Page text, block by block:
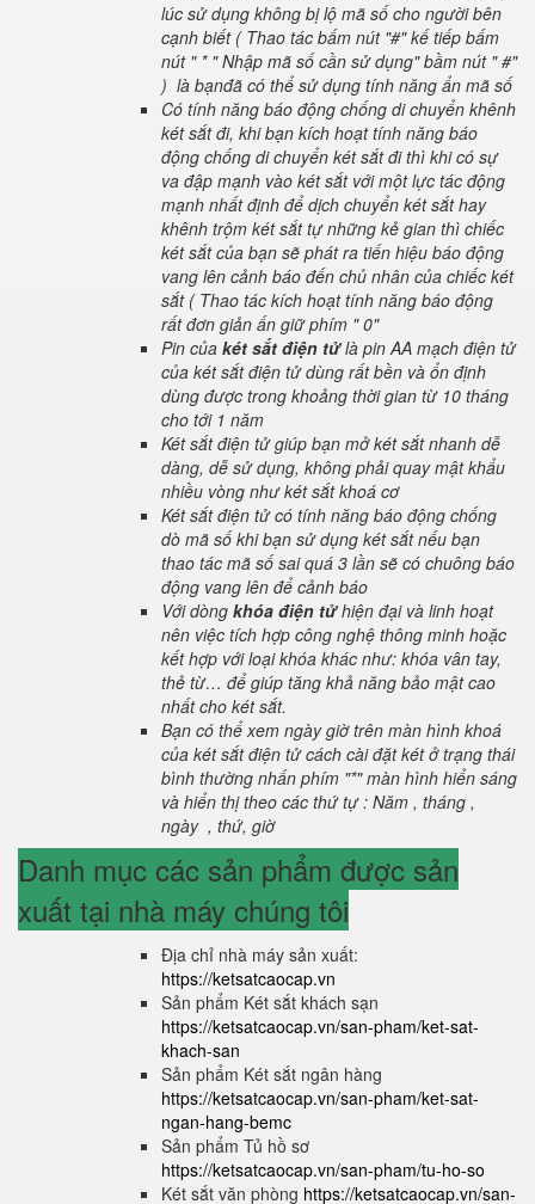
lúc sử dụng không bị lộ mã số cho người bên
cạnh biết ( Thao tác bấm nút "#" kế tiếp bấm
nút " * " Nhập mã số cần sử dụng" bầm nút " #"
) là bạnđã có thể sử dụng tính năng ẩn mã số
Có tính năng báo động chống di chuyển khênh
két sắt đi, khi bạn kích hoạt tính năng báo
động chống di chuyển két sắt đi thì khi có sự
va đập mạnh vào két sắt với một lực tác động
mạnh nhất định để dịch chuyển két sắt hay
khênh trộm két sắt tự những kẻ gian thì chiếc
két sắt của bạn sẽ phát ra tiến hiệu báo động
vang lên cảnh báo đến chủ nhân của chiếc két
sắt ( Thao tác kích hoạt tính năng báo động
rất đơn giản ấn giữ phím " 0"
Pin của két sắt điện tửlà pin AA mạch điện tử
của két sắt điện tử dùng rất bền và ổn định
dùng được trong khoảng thời gian từ 10 tháng
cho tới 1 năm
Két sắt điện tử giúp bạn mở két sắt nhanh dễ
dàng, dễ sử dụng, không phải quay mật khẩu
nhiều vòng như két sắt khoá cơ
Két sắt điện tử có tính năng báo động chống
dò mã số khi bạn sử dụng két sắt nếu bạn
thao tác mã số sai quá 3 lần sẽ có chuông báo
động vang lên để cảnh báo
Với dòng khóa điện tửhiện đại và linh hoạt
nên việc tích hợp công nghệ thông minh hoặc
kết hợp với loại khóa khác như: khóa vân tay,
thẻ từ… để giúp tăng khả năng bảo mật cao
nhất cho két sắt.
Bạn có thể xem ngày giờ trên màn hình khoá
của két sắt điện tử cách cài đặt két ở trạng thái
bình thường nhấn phím "*" màn hình hiển sáng
và hiển thị theo các thứ tự : Năm , tháng ,
ngày , thứ, giờ
Danh mục các sản phẩm được sản
xuất tại nhà máy chúng tôi
Địa chỉ nhà máy sản xuất:
https://ketsatcaocap.vn
Sản phẩm Két sắt khách sạn
https://ketsatcaocap.vn/san-pham/ket-sat-
khach-san
Sản phẩm Két sắt ngân hàng
https://ketsatcaocap.vn/san-pham/ket-sat-
ngan-hang-bemc
Sản phẩm Tủ hồ sơ
https://ketsatcaocap.vn/san-pham/tu-ho-so
Két sắt văn phòng https://ketsatcaocap.vn/san-